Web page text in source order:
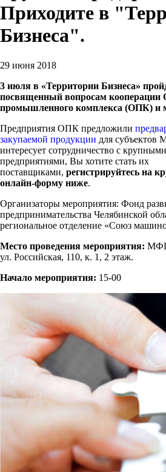
Приходите в
Бизнеса".
29 июня 2018
3 июля в «Территории Бизнеса»
посвященный вопросам кооперации
промышленного комплекса (ОПК) и
Предприятия ОПК предложили
закупаемой продукции для
интересует сотрудничество с
предприятиями, Вы хотите стать их
поставщиками, регистрируйтесь на
онлайн-форму ниже.
Организаторы мероприятия: Фонд
предпринимательства Челябинской
региональное отделение «Союз
Место проведения мероприятия: МФЦ
ул. Российская, 110, к. 1, 2 этаж.
Начало мероприятия: 15-00